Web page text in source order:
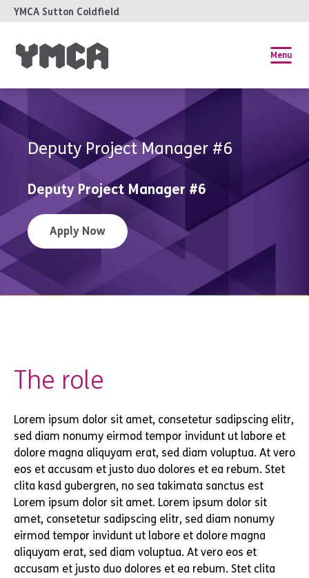
YMCA Sutton Coldfield
Menu
Deputy Project Manager #6
Deputy Project Manager #6
Apply Now
The role
Lorem ipsum dolor sit amet, consetetur sadipscing elitr,
sed diam nonumy eirmod tempor invidunt ut labore et
dolore magna aliquyam erat, sed diam voluptua. At vero
eos et accusam et justo duo dolores et ea rebum. Stet
clita kasd gubergren, no sea takimata sanctus est
Lorem ipsum dolor sit amet. Lorem ipsum dolor sit
amet, consetetur sadipscing elitr, sed diam nonumy
eirmod tempor invidunt ut labore et dolore magna
aliquyam erat, sed diam voluptua. At vero eos et
accusam et justo duo dolores et ea rebum. Stet clita